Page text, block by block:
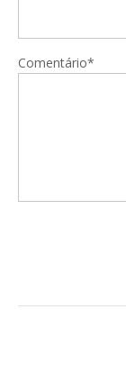
Comentário*